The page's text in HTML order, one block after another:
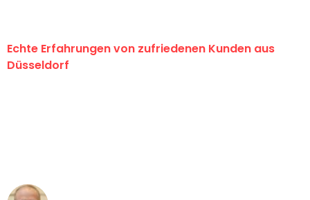
Echte Erfahrungen von zufriedenen Kunden aus
Düsseldorf